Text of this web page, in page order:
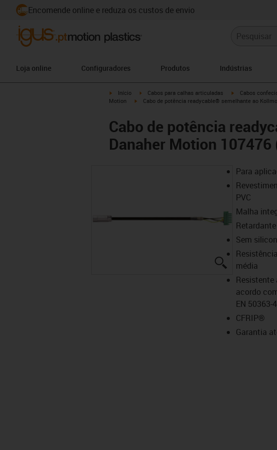
Encomende online e reduza os custos de envio
Loja online Configuradores Produtos Indústrias
igus-icon-arrow-right
Início igus-icon-arrow-right
Cabos para calhas articuladas igus-icon-arrow-
Cabos
Motion
igus-icon-arrow-right
Cabo de potência readycable® semelhante ao
Cabo de potência
Danaher Motion 107476
igus-icon-lupe
Para
PVC
Malha
Sem
média
Resistente
acordo
EN 50363-
CFRIP®
Garantia